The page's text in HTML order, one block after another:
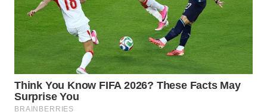
WN
SUBANG
WN
SUKABUMI
WN
PURWAKARTA